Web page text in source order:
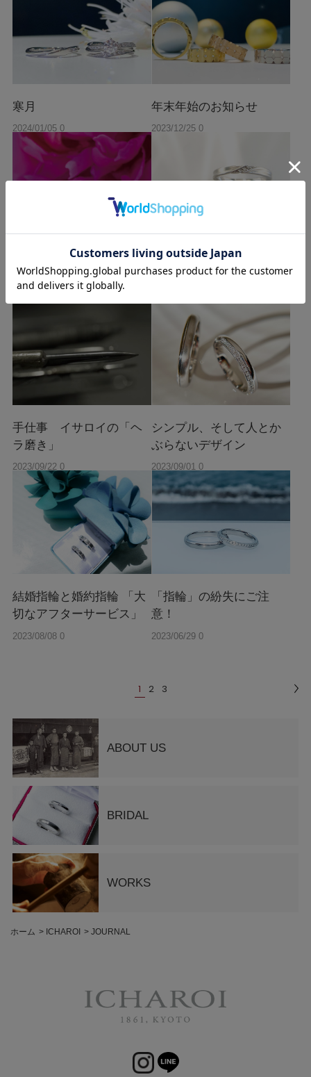
寒月
2024/01/05 0
0:00
年末年始のお知らせ
2023/12/25 0
お二人で選ばれた「メノ
ウ」の結婚指輪
手仕事 イサロイの「ヘ
ラ磨き」
2023/09/22 0
シンプル、そして人とか
ぶらないデザイン
2023/09/01 0
0:00
結婚指輪と婚約指輪 「大
切なアフターサービス」
2023/08/08 0
「指輪」の紛失にご注
意！
2023/06/29 0
1 2 3
ABOUT US
BRIDAL
WORKS
ホーム > ICHAROI > JOURNAL